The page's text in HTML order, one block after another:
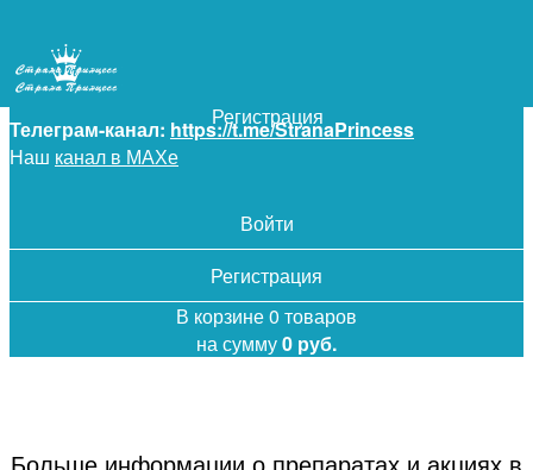
+7 (925) 5-619-619
Телеграм-канал: https://t.me/StranaPrincess
Наш канал в МАХе
Войти
Регистрация
В корзине 0 товаров
на сумму0 руб.
Регистрация